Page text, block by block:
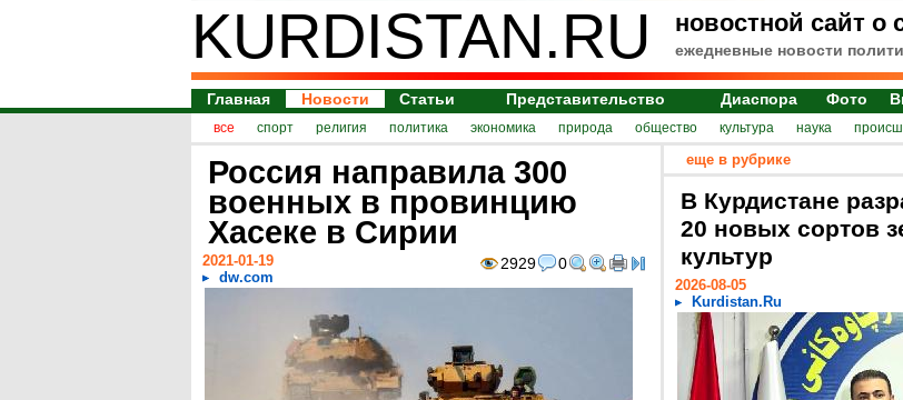
KURDISTAN.RU новостной сайт о
ежедневные новости
Главная Новости Статьи Представительство Диаспора Фото
все спорт религия политика экономика природа общество культура наука
Россия направила 300
военных в провинцию
Хасеке в Сирии
2929 0
2021-01-19
dw.com
еще в рубрике
В Курдистане
20 новых сортов
культур
2026-08-05
Kurdistan.Ru